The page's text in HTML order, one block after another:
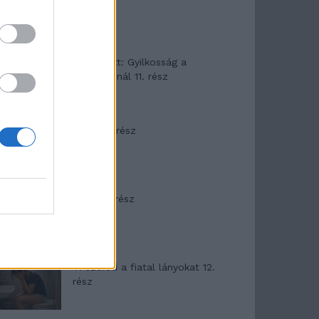
T. Barnett: Gyilkosság a
Garda-tónál 11. rész
Minka 8. rész
Minka 7. rész
T. szereti a fiatal lányokat 12.
rész